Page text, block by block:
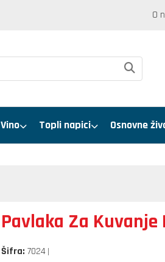
O
Vino Topli napici Osnovne
Pavlaka Za Kuvanje
Šifra: 7024